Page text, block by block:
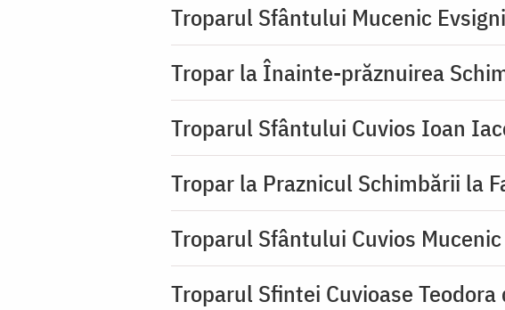
Troparul Sfântului Mucenic
Tropar la Înainte-prăznuirea
Troparul Sfântului Cuvios Ioan
Tropar la Praznicul Schimbării la
Troparul Sfântului Cuvios
Troparul Sfintei Cuvioase Teodora